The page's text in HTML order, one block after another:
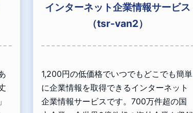
インターネット企業情報サービス
（tsr-van2）
1,200円の低価格でいつでもどこでも簡単
に企業情報を取得できるインターネット
企業情報サービスです。700万件超の国